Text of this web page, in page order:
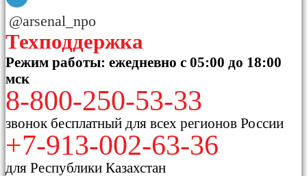
@arsenal_npo
Техподдержка
Режим работы: ежедневно с 05:00 до 18:00
мск
8-800-250-53-33
звонок бесплатный для всех регионов России
+7-913-002-63-36
для Республики Казахстан